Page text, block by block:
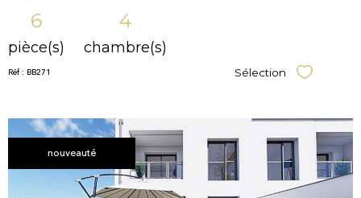
6
pièce(s)
4
chambre(s)
Réf : BB271 Sélection Sélectionner
nouveauté
voir le